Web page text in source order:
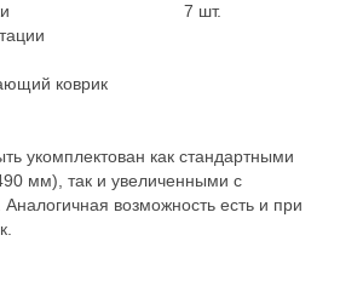
мешки 7 шт.
коврик
укомплектован как стандартными
мм), так и увеличенными с
возможность есть и при